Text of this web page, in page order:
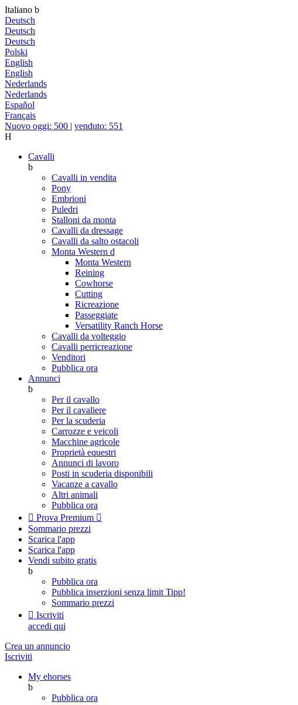
Italiano b
Deutsch
Deutsch
Deutsch
Polski
English
English
Nederlands
Nederlands
Español
Français
Nuovo oggi: 500 | venduto: 551
H
Cavalli
b
Cavalli in vendita
Pony
Embrioni
Puledri
Stalloni da monta
Cavalli da dressage
Cavalli da salto ostacoli
Monta Western d
Monta Western
Reining
Cowhorse
Cutting
Ricreazione
Passeggiate
Versatility Ranch Horse
Cavalli da volteggio
Cavalli perricreazione
Venditori
Pubblica ora
Annunci
b
Per il cavallo
Per il cavaliere
Per la scuderia
Carrozze e veicoli
Macchine agricole
Proprietà equestri
Annunci di lavoro
Posti in scuderia disponibili
Vacanze a cavallo
Altri animali
Pubblica ora
 Prova Premium 
Sommario prezzi
Scarica l'app
Scarica l'app
Vendi subito gratis
b
Pubblica ora
Pubblica inserzioni senza limit Tipp!
Sommario prezzi
 Iscriviti
accedi qui
Crea un annuncio
Iscriviti
My ehorses
b
Pubblica ora